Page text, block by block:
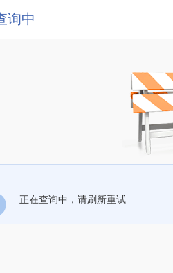
询中
正在查询中，请刷新重试